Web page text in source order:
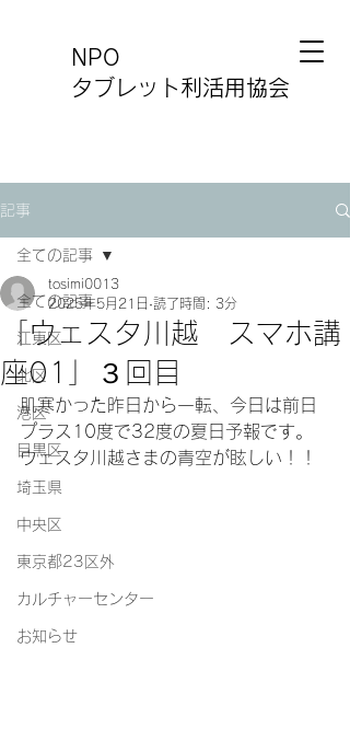
NPO
タブレット利活用協会
記事
全ての記事
江東区
北区
港区
目黒区
埼玉県
中央区
東京都23区外
カルチャーセンター
お知らせ
全ての記事
「ウェスタ川越 スマホ講
座01」３回目
tosimi0013
2025年5月21日 読了時間: 3分
肌寒かった昨日から一転、今日は前日
プラス10度で32度の夏日予報です。
ウェスタ川越さまの青空が眩しい！！